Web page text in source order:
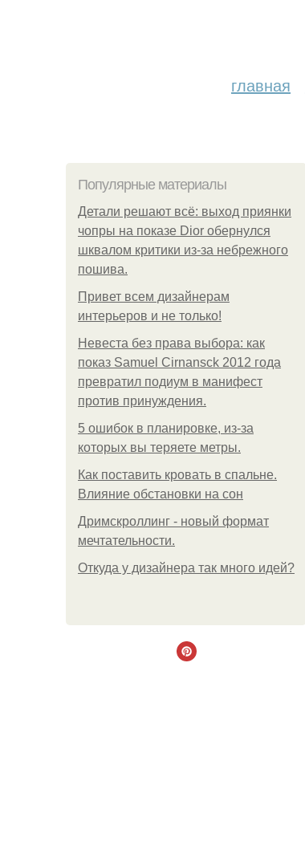
главная
Популярные материалы
Детали решают всё: выход приянки
чопры на показе Dior обернулся
шквалом критики из-за небрежного
пошива.
Привет всем дизайнерам
интерьеров и не только!
Невеста без права выбора: как
показ Samuel Cirnansck 2012 года
превратил подиум в манифест
против принуждения.
5 ошибок в планировке, из-за
которых вы теряете метры.
Как поставить кровать в спальне.
Влияние обстановки на сон
Дримскроллинг - новый формат
мечтательности.
Откуда у дизайнера так много идей?